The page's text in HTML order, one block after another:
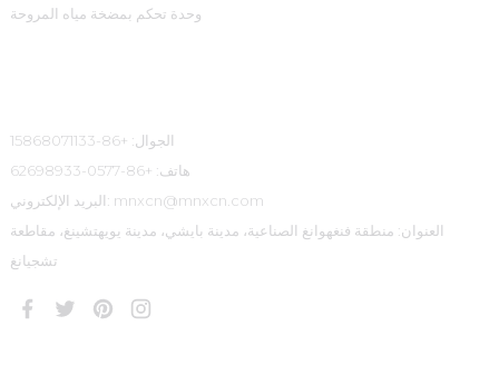
وحدة تحكم بمضخة مياه المروحة
الجوال: +86-15868071133
هاتف: +86-0577-62698933
البريد الإلكتروني: mnxcn@mnxcn.com
العنوان: منطقة فنغهوانغ الصناعية، مدينة بايشي، مدينة يويهتشينغ، مقاطعة
تشجيانغ